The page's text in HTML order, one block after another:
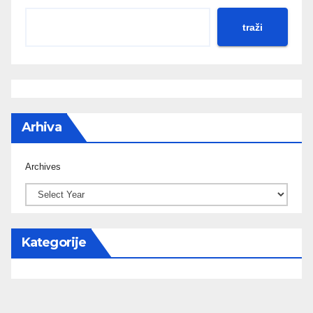
traži
Arhiva
Archives
Kategorije